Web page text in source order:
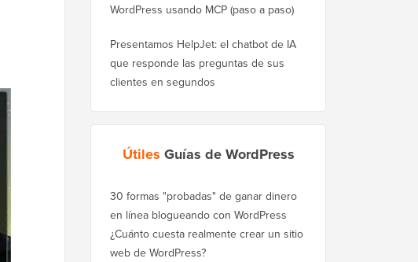
WordPress usando MCP (paso a paso)
Presentamos HelpJet: el chatbot de IA
que responde las preguntas de sus
clientes en segundos
Útiles Guías de WordPress
30 formas "probadas" de ganar dinero
en línea blogueando con WordPress
¿Cuánto cuesta realmente crear un sitio
web de WordPress?